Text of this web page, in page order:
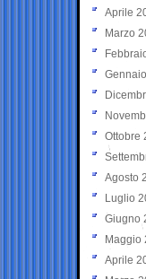
Aprile
Marzo
Ottobre
Agosto
Luglio
Giugno
Maggio
Aprile